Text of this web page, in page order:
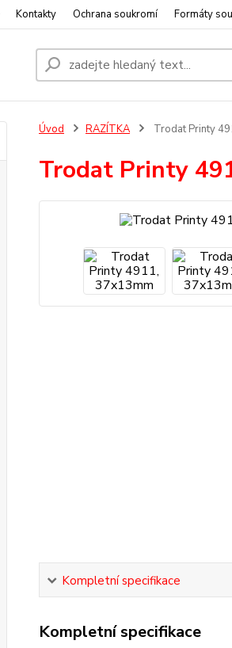
Kontakty Ochrana soukromí Formáty
Úvod RAZÍTKA Trodat Printy
Trodat Printy
Kompletní specifikace
Kompletní specifikace